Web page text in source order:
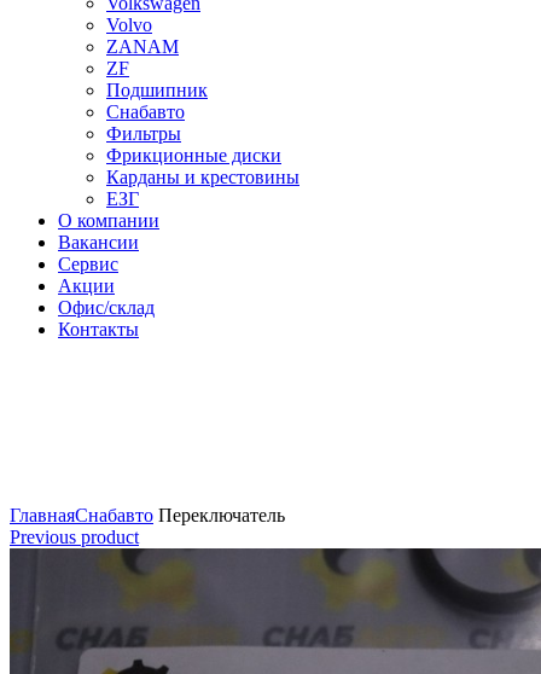
Volvo
ZANAM
ZF
Подшипник
Снабавто
Фильтры
Фрикционные диски
Карданы и крестовины
ЕЗГ
О компании
Вакансии
Сервис
Акции
Офис/склад
Контакты
ГлавнаяСнабавто Переключатель
Previous product